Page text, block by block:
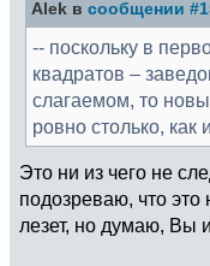
Alek в сообщении
-- поскольку в
квадратов –
слагаемом, то
ровно столько,
Это ни из чего не
подозреваю, что
лезет, но думаю, Вы